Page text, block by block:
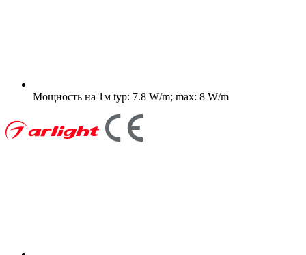
Мощность на 1м typ: 7.8 W/m; max: 8 W/m